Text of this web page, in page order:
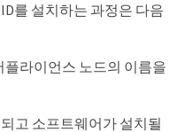
를 설치하는 과정은 다음
플라이언스 노드의 이름을
고 소프트웨어가 설치될